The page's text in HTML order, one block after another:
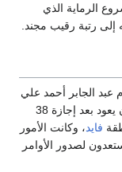
الرماية الذي
رتبة رقيب مجند.
عبد الجابر أحمد علي
قائد كتيبته - في ذلك الوقت – حيث طلب منه أن يعود بعد إجازة 38
فايد، وكانت الأمور
لصدور الأوامر